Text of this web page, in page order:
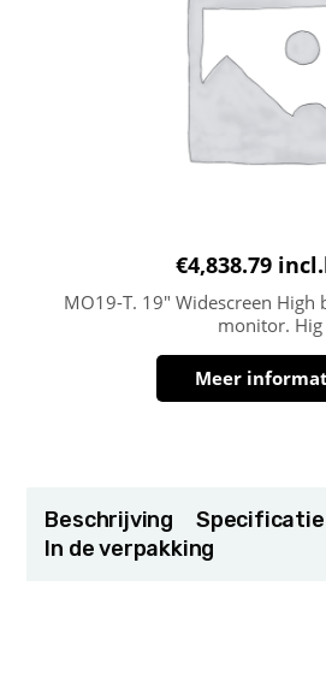
€4,838.79
MO19-T. 19″ Widescreen
monitor. Hig
Meer
Beschrijving
Specificatie
In de verpakking